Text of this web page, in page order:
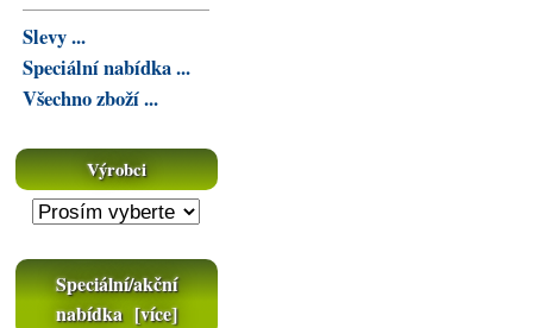
Slevy ...
Speciální nabídka ...
Všechno zboží ...
Výrobci
Speciální/akční
nabídka [více]